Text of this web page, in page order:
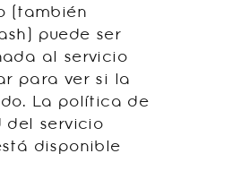
(también
puede ser
al servicio
para ver si la
La política de
del servicio
disponible